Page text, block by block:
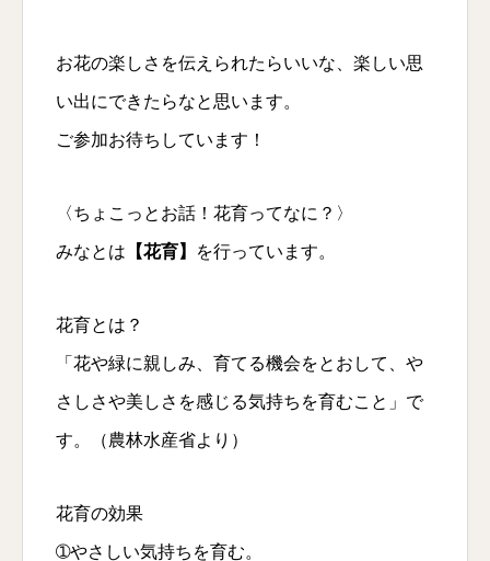
お花の楽しさを伝えられたらいいな、楽しい思
い出にできたらなと思います。
ご参加お待ちしています！
〈ちょこっとお話！花育ってなに？〉
みなとは 【花育】 を行っています。
花育とは？
「花や緑に親しみ、育てる機会をとおして、や
さしさや美しさを感じる気持ちを育むこと」で
す。（農林水産省より）
花育の効果
➀やさしい気持ちを育む。